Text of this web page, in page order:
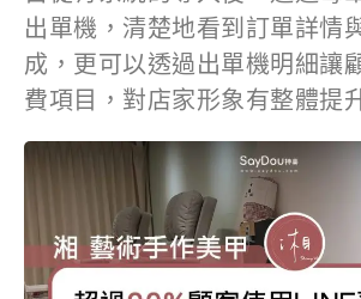
出單機，清楚地看到訂單詳情
成，更可以透過出單機明細讓
費項目，對店家形象有整體提